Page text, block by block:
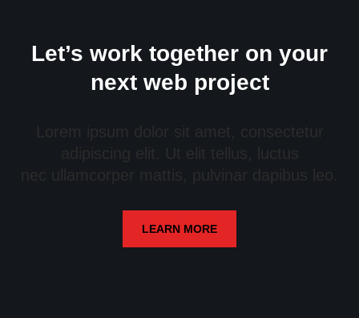
Let’s work together on your
next web project
Lorem ipsum dolor sit amet, consectetur
adipiscing elit. Ut elit tellus, luctus
nec ullamcorper mattis, pulvinar dapibus leo.
LEARN MORE